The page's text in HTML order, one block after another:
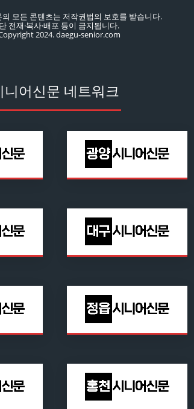
모든 콘텐츠는 저작권법의 보호를 받습니다.
전재·복사·배포 등이 금지됩니다.
2024. daegu-senior.com
니어신문 네트워크